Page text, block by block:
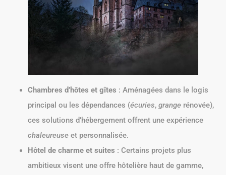
Chambres d’hôtes et gîtes : Aménagées dans le logis
principal ou les dépendances (écuries, grange rénovée),
ces solutions d’hébergement offrent une expérience
chaleureuse et personnalisée.
Hôtel de charme et suites : Certains projets plus
ambitieux visent une offre hôtelière haut de gamme,